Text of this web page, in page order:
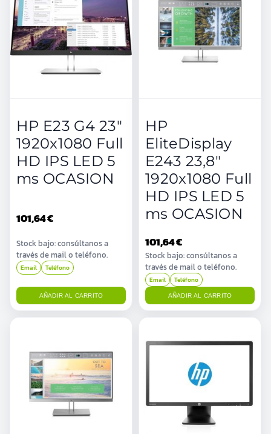
HP E23 G4 23"
1920x1080 Full
HD IPS LED 5
ms OCASION
101,64 €
Stock bajo: consúltanos a
través de mail o teléfono.
Email Teléfono
AÑADIR AL CARRITO
HP
EliteDisplay
E243 23,8"
1920x1080 Full
HD IPS LED 5
ms OCASION
101,64 €
Stock bajo: consúltanos a
través de mail o teléfono.
Email Teléfono
AÑADIR AL CARRITO